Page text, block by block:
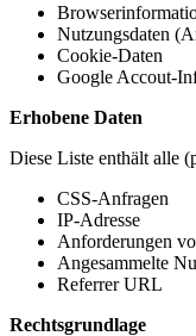
Nutzungsdaten
Cookie-Daten
Google Accout-
Erhobene Daten
Diese Liste enthält alle
CSS-Anfragen
IP-Adresse
Anforderungen
Angesammelte
Referrer URL
Rechtsgrundlage